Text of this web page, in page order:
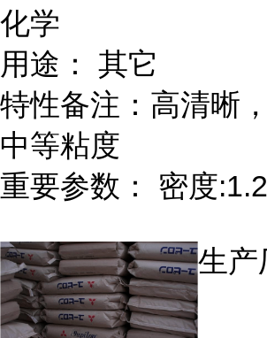
化学
用途： 其它
特性备注：高清晰
中等粘度
重要参数： 密度
生产